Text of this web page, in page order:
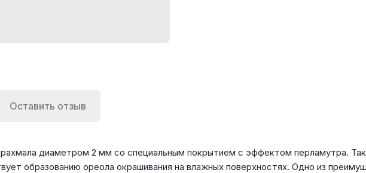
Оставить отзыв
диаметром 2 мм со специальным покрытием с эффектом перламутра.
образованию ореола окрашивания на влажных поверхностях. Одно из